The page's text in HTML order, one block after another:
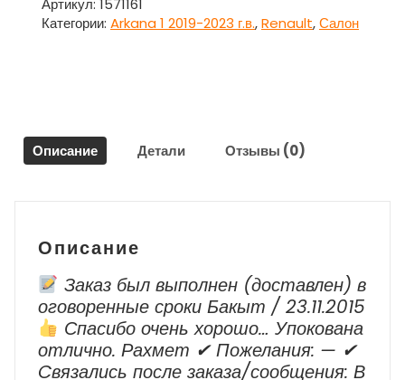
арки
Рено
Аркана
2019-
г.в.
Артикул: 1571161
Категории: Arkana 1 2019-2023 г.в.,Renault,Салон
Описание Детали Отзывы (0)
Описание
Заказ был выполнен (доставлен) в
оговоренные сроки Бакыт / 23.11.2015
Спасибо очень хорошо… Упокована
отлично. Рахмет ✔ Пожелания: — ✔
Cвязались после заказа/сообщения: В